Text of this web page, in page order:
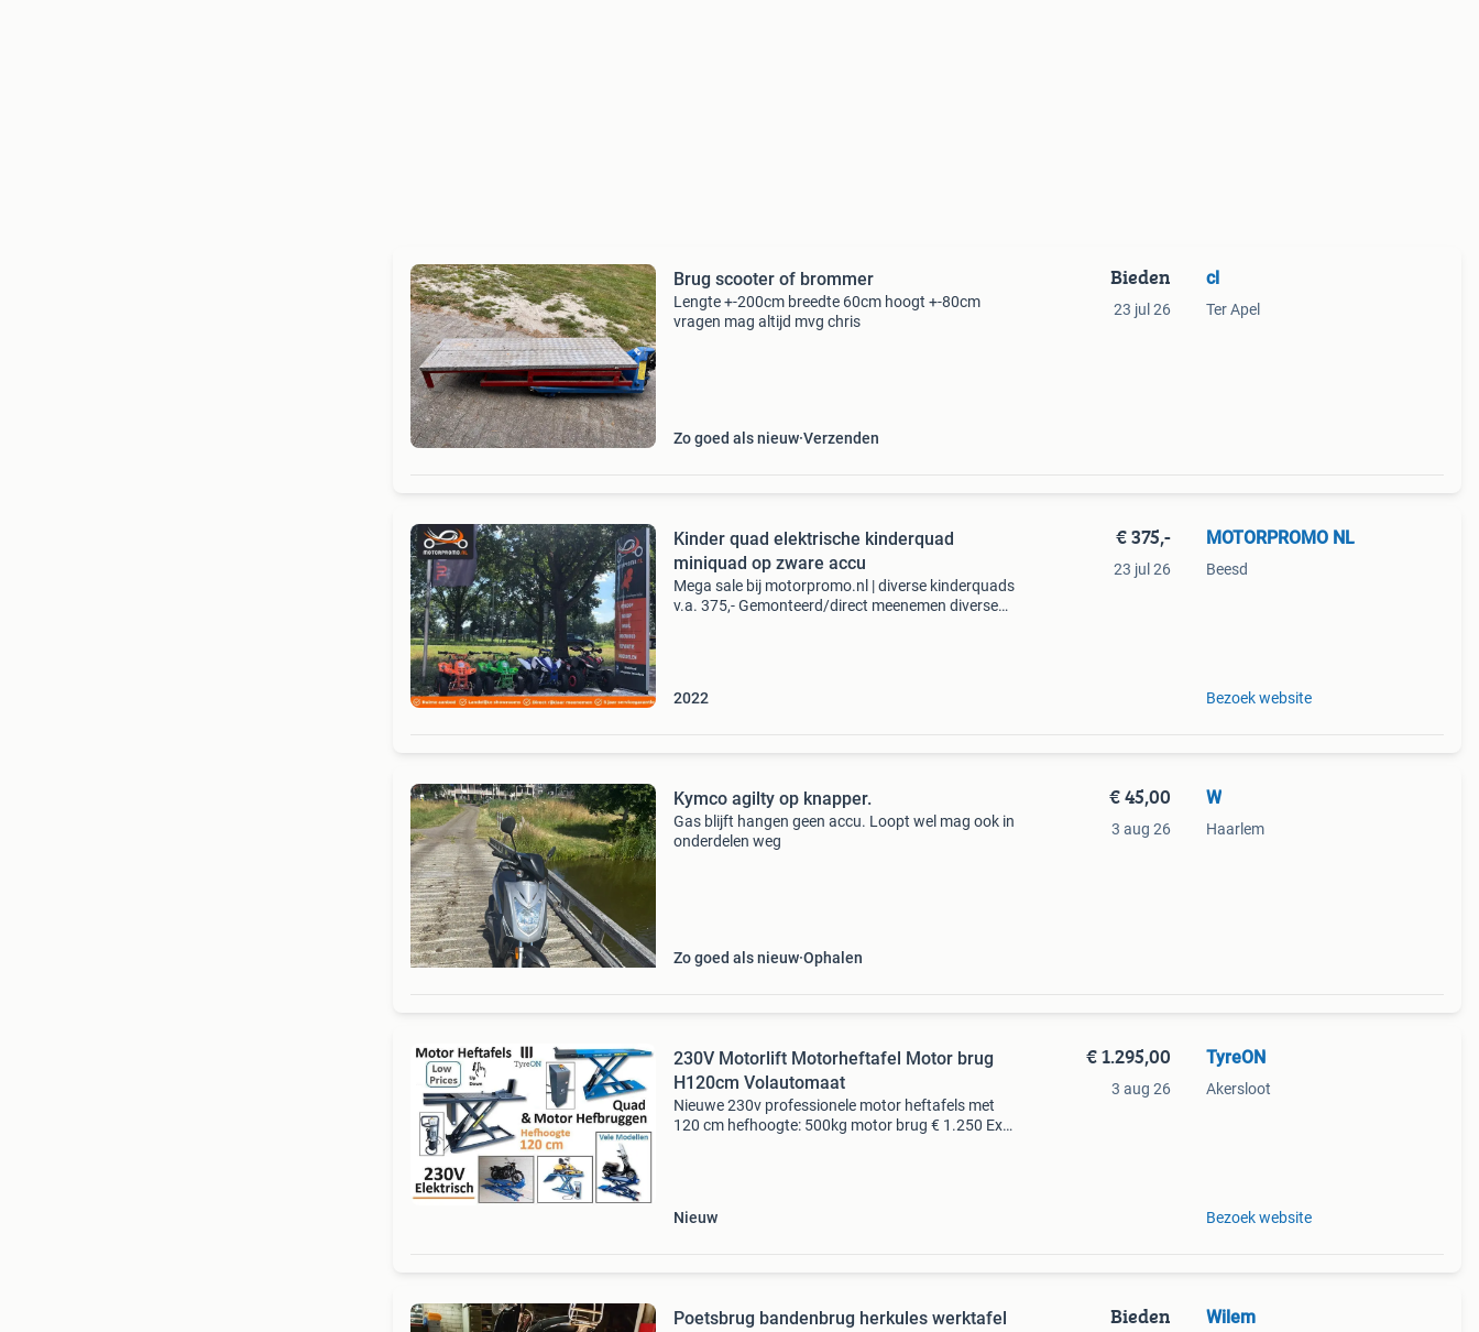
Brug scooter of brommer
Lengte +-200cm breedte 60cm hoogt +-80cm
vragen mag altijd mvg chris
Zo goed als nieuw Verzenden
Bieden
23 jul 26
cl
Ter Apel
Kinder quad elektrische kinderquad
miniquad op zware accu
Mega sale bij motorpromo.nl | diverse kinderquads
v.a. 375,- Gemonteerd/direct meenemen diverse
2022
€ 375,-
23 jul 26
MOTORPROMO NL
Beesd
Bezoek website
Kymco agilty op knapper.
Gas blijft hangen geen accu. Loopt wel mag ook in
onderdelen weg
Zo goed als nieuw Ophalen
€ 45,00
3 aug 26
W
Haarlem
230V Motorlift Motorheftafel Motor brug
H120cm Volautomaat
Nieuwe 230v professionele motor heftafels met
120 cm hefhoogte: 500kg motor brug € 1.250 Ex
Nieuw
€ 1.295,00
3 aug 26
TyreON
Akersloot
Bezoek website
Poetsbrug bandenbrug herkules werktafel Bieden Wilem